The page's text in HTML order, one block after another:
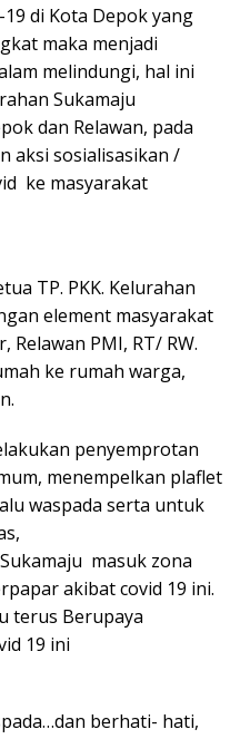
di Kota Depok yang
maka menjadi
melindungi, hal ini
Sukamaju
dan Relawan, pada
aksi sosialisasikan /
ke masyarakat
TP. PKK. Kelurahan
element masyarakat
Relawan PMI, RT/ RW.
ke rumah warga,
penyemprotan
menempelkan plaflet
waspada serta untuk
masuk zona
akibat covid 19 ini.
terus Berupaya
19 ini
berhati- hati,